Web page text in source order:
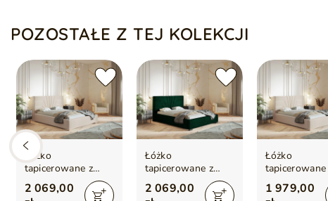
Optymalne dla materacy o wymiarach 120x200 cm
POZOSTAŁE Z TEJ KOLEKCJI
Łóżko
tapicerowane z
pojemnikiem i
stelażem 180x200
2 069,00
Łóżko
tapicerowane z
pojemnikiem i
stelażem 180x200
2 069,00
Łóżko
tapicerowane
pojemnikiem i
stelażem
1 979,00